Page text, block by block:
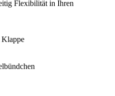
Flexibilität in Ihren
Klappe